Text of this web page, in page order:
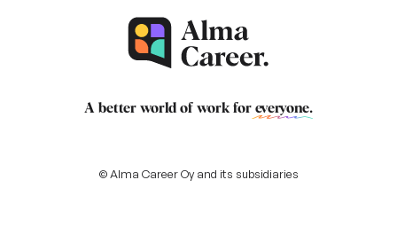
A better world of work for everyone.
© Alma Career Oy and its subsidiaries